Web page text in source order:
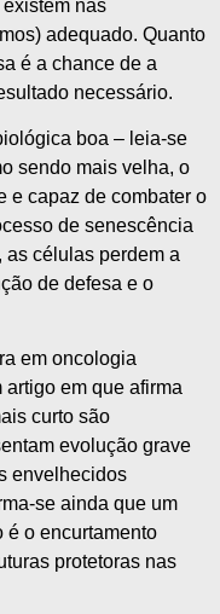
nas
adequado. Quanto
é a chance de a
necessário.
boa – leia-se
sendo mais velha, o
e capaz de combater o
de senescência
as células perdem a
de defesa e o
em oncologia
em que afirma
curto são
evolução grave
envelhecidos
se ainda que um
é o encurtamento
protetoras nas